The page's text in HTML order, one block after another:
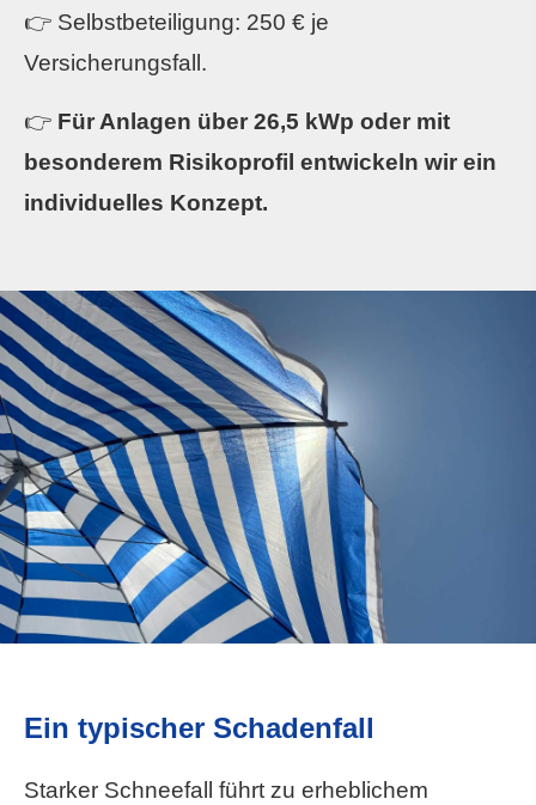
👉 Selbstbeteiligung: 250 € je
Versicherungsfall.
👉 Für Anlagen über 26,5 kWp oder mit
besonderem Risikoprofil entwickeln wir ein
individuelles Konzept.
Ein typischer Schadenfall
Starker Schneefall führt zu erheblichem